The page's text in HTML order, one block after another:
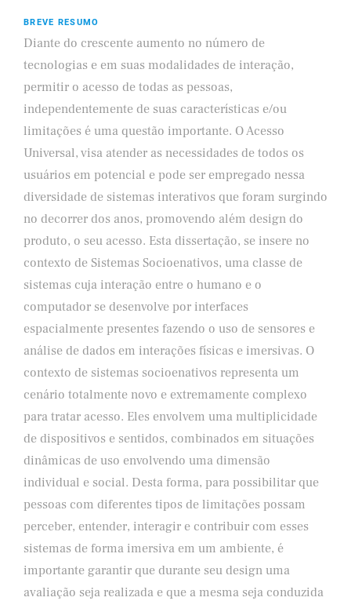
BREVE RESUMO
Diante do crescente aumento no número de
tecnologias e em suas modalidades de interação,
permitir o acesso de todas as pessoas,
independentemente de suas características e/ou
limitações é uma questão importante. O Acesso
Universal, visa atender as necessidades de todos os
usuários em potencial e pode ser empregado nessa
diversidade de sistemas interativos que foram surgindo
no decorrer dos anos, promovendo além design do
produto, o seu acesso. Esta dissertação, se insere no
contexto de Sistemas Socioenativos, uma classe de
sistemas cuja interação entre o humano e o
computador se desenvolve por interfaces
espacialmente presentes fazendo o uso de sensores e
análise de dados em interações físicas e imersivas. O
contexto de sistemas socioenativos representa um
cenário totalmente novo e extremamente complexo
para tratar acesso. Eles envolvem uma multiplicidade
de dispositivos e sentidos, combinados em situações
dinâmicas de uso envolvendo uma dimensão
individual e social. Desta forma, para possibilitar que
pessoas com diferentes tipos de limitações possam
perceber, entender, interagir e contribuir com esses
sistemas de forma imersiva em um ambiente, é
importante garantir que durante seu design uma
avaliação seja realizada e que a mesma seja conduzida